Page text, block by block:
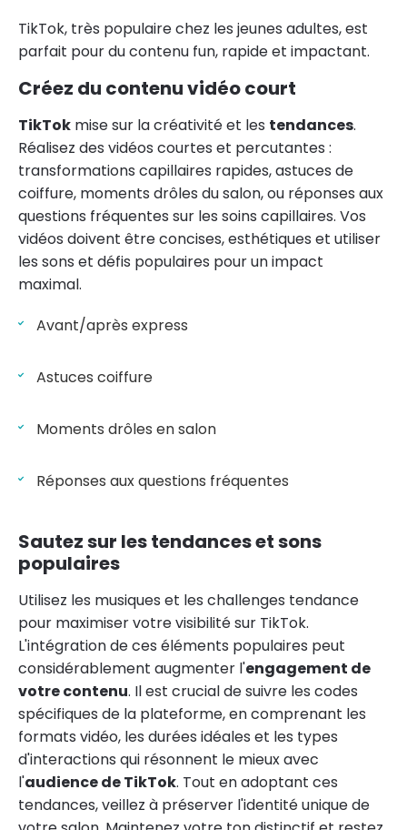
TikTok, très populaire chez les jeunes adultes, est
parfait pour du contenu fun, rapide et impactant.
Créez du contenu vidéo court
TikTok mise sur la créativité et les tendances.
Réalisez des vidéos courtes et percutantes :
transformations capillaires rapides, astuces de
coiffure, moments drôles du salon, ou réponses aux
questions fréquentes sur les soins capillaires. Vos
vidéos doivent être concises, esthétiques et utiliser
les sons et défis populaires pour un impact
maximal.
Avant/après express
Astuces coiffure
Moments drôles en salon
Réponses aux questions fréquentes
Sautez sur les tendances et sons
populaires
Utilisez les musiques et les challenges tendance
pour maximiser votre visibilité sur TikTok.
L'intégration de ces éléments populaires peut
considérablement augmenter l'engagement de
votre contenu. Il est crucial de suivre les codes
spécifiques de la plateforme, en comprenant les
formats vidéo, les durées idéales et les types
d'interactions qui résonnent le mieux avec
l'audience de TikTok. Tout en adoptant ces
tendances, veillez à préserver l'identité unique de